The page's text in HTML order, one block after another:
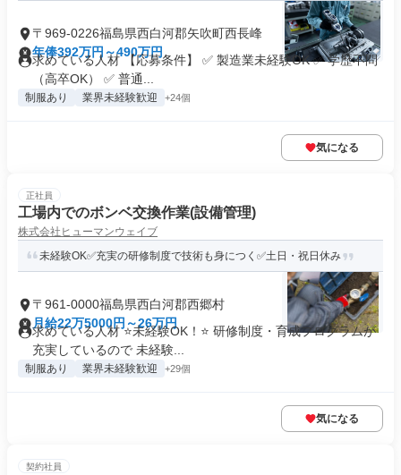
〒969-0226福島県西白河郡矢吹町西長峰
年俸392万円～490万円
求めている人材 【応募条件】 ✅ 製造業未経験OK ✅ 学歴不問
（高卒OK） ✅ 普通...
制服あり 業界未経験歓迎 +24個
気になる
正社員
工場内でのボンベ交換作業(設備管理)
株式会社ヒューマンウェイブ
未経験OK✅充実の研修制度で技術も身につく✅土日・祝日休み
〒961-0000福島県西白河郡西郷村
月給22万5000円～26万円
求めている人材 ⭐未経験OK！⭐ 研修制度・育成プログラムが
充実しているので 未経験...
制服あり 業界未経験歓迎 +29個
気になる
契約社員